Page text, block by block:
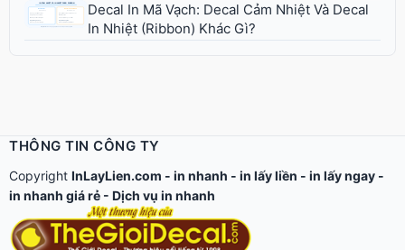
Decal In Mã Vạch: Decal Cảm Nhiệt Và Decal
In Nhiệt (Ribbon) Khác Gì?
THÔNG TIN CÔNG TY
Copyright InLayLien.com - in nhanh - in lấy liền - in lấy ngay -
in nhanh giá rẻ - Dịch vụ in nhanh